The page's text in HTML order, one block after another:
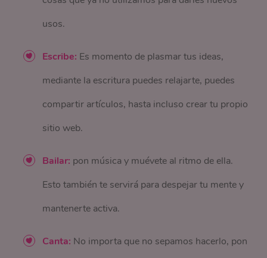
usos.
Escribe: Es momento de plasmar tus ideas,
mediante la escritura puedes relajarte, puedes
compartir artículos, hasta incluso crear tu propio
sitio web.
Bailar: pon música y muévete al ritmo de ella.
Esto también te servirá para despejar tu mente y
mantenerte activa.
Canta: No importa que no sepamos hacerlo, pon